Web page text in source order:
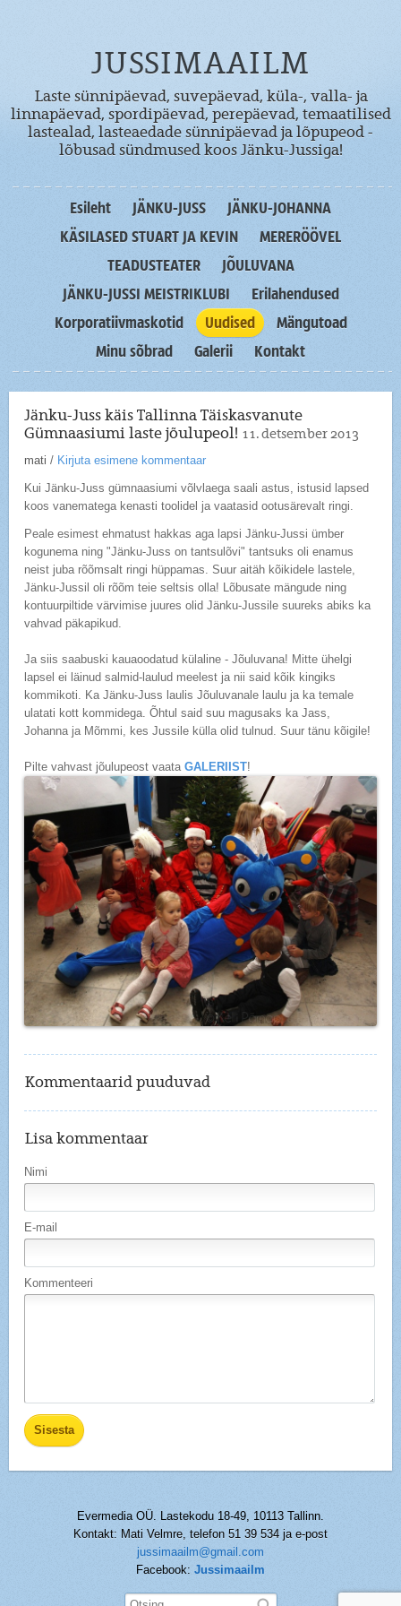
JUSSIMAAILM
Laste sünnipäevad, suvepäevad, küla-, valla- ja
linnapäevad, spordipäevad, perepäevad, temaatilised
lastealad, lasteaedade sünnipäevad ja lõpupeod -
lõbusad sündmused koos Jänku-Jussiga!
Esileht JÄNKU-JUSS
JÄNKU-JOHANNA
KÄSILASED STUART JA KEVIN
MERERÖÖVEL
TEADUSTEATER
JÕULUVANA
JÄNKU-JUSSI MEISTRIKLUBI
Erilahendused
Korporatiivmaskotid
Uudised
Mängutoad
Minu sõbrad
Galerii Kontakt
Jänku-Juss käis Tallinna Täiskasvanute
Gümnaasiumi laste jõulupeol! 11. detsember 2013
mati / Kirjuta esimene kommentaar
Kui Jänku-Juss gümnaasiumi võlvlaega saali astus, istusid lapsed
koos vanematega kenasti toolidel ja vaatasid ootusärevalt ringi.
Peale esimest ehmatust hakkas aga lapsi Jänku-Jussi ümber
kogunema ning "Jänku-Juss on tantsulõvi" tantsuks oli enamus
neist juba rõõmsalt ringi hüppamas. Suur aitäh kõikidele lastele,
Jänku-Jussil oli rõõm teie seltsis olla! Lõbusate mängude ning
kontuurpiltide värvimise juures olid Jänku-Jussile suureks abiks ka
vahvad päkapikud.
Ja siis saabuski kauaoodatud külaline - Jõuluvana! Mitte ühelgi
lapsel ei läinud salmid-laulud meelest ja nii said kõik kingiks
kommikoti. Ka Jänku-Juss laulis Jõuluvanale laulu ja ka temale
ulatati kott kommidega. Õhtul said suu magusaks ka Jass,
Johanna ja Mõmmi, kes Jussile külla olid tulnud. Suur tänu kõigile!
Pilte vahvast jõulupeost vaataGALERIIST!
Kommentaarid puuduvad
Lisa kommentaar
Nimi
E-mail
Kommenteeri
Evermedia OÜ. Lastekodu 18-49, 10113 Tallinn.
Kontakt: Mati Velmre, telefon 51 39 534 ja e-post
jussimaailm@gmail.com
Facebook: Jussimaailm